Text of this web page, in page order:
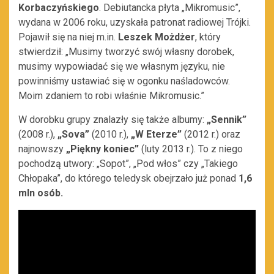
Korbaczyńskiego. Debiutancka płyta „Mikromusic”,
wydana w 2006 roku, uzyskała patronat radiowej Trójki.
Pojawił się na niej m.in. Leszek Możdżer, który
stwierdził: „Musimy tworzyć swój własny dorobek,
musimy wypowiadać się we własnym języku, nie
powinniśmy ustawiać się w ogonku naśladowców.
Moim zdaniem to robi właśnie Mikromusic.”
W dorobku grupy znalazły się także albumy: „Sennik”
(2008 r.), „Sova” (2010 r.), „W Eterze” (2012 r.) oraz
najnowszy „Piękny koniec” (luty 2013 r.). To z niego
pochodzą utwory: „Sopot”, „Pod włos” czy „Takiego
Chłopaka”, do którego teledysk obejrzało już ponad 1,6
mln osób.